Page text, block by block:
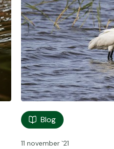
Blog
11 november `21